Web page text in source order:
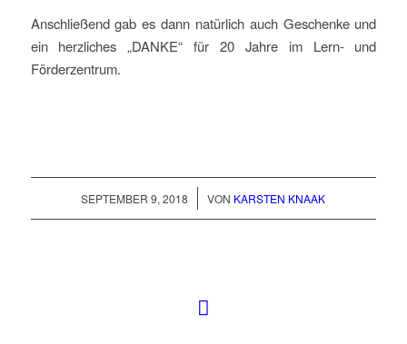
Anschließend gab es dann natürlich auch Geschenke und
ein herzliches „DANKE“ für 20 Jahre im Lern- und
Förderzentrum.
SEPTEMBER 9, 2018
/ VON KARSTEN KNAAK